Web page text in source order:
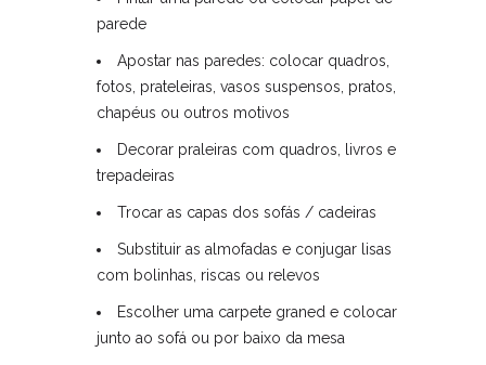
parede
Apostar nas paredes: colocar quadros,
fotos, prateleiras, vasos suspensos, pratos,
chapéus ou outros motivos
Decorar praleiras com quadros, livros e
trepadeiras
Trocar as capas dos sofás / cadeiras
Substituir as almofadas e conjugar lisas
com bolinhas, riscas ou relevos
Escolher uma carpete graned e colocar
junto ao sofá ou por baixo da mesa